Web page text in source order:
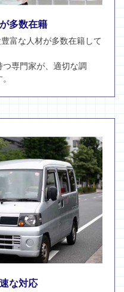
多数在籍
富な人材が多数在籍して
専門家が、適切な調
な対応